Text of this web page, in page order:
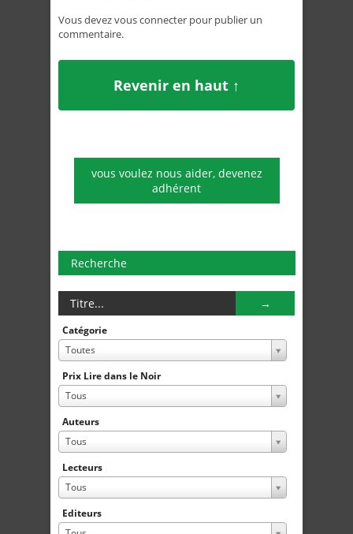
Vous devezvous connecter pour publier un
commentaire.
Revenir en haut ↑
vous voulez nous aider, devenez
adhérent
Recherche
Catégorie
Toutes
Prix Lire dans le Noir
Tous
Auteurs
Tous
Lecteurs
Tous
Editeurs